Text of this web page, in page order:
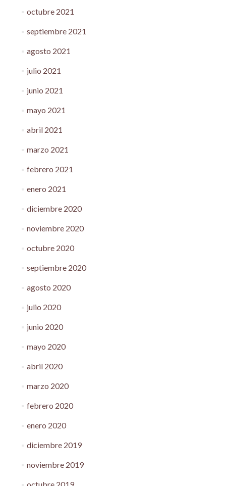
octubre 2021
septiembre 2021
agosto 2021
julio 2021
junio 2021
mayo 2021
abril 2021
marzo 2021
febrero 2021
enero 2021
diciembre 2020
noviembre 2020
octubre 2020
septiembre 2020
agosto 2020
julio 2020
junio 2020
mayo 2020
abril 2020
marzo 2020
febrero 2020
enero 2020
diciembre 2019
noviembre 2019